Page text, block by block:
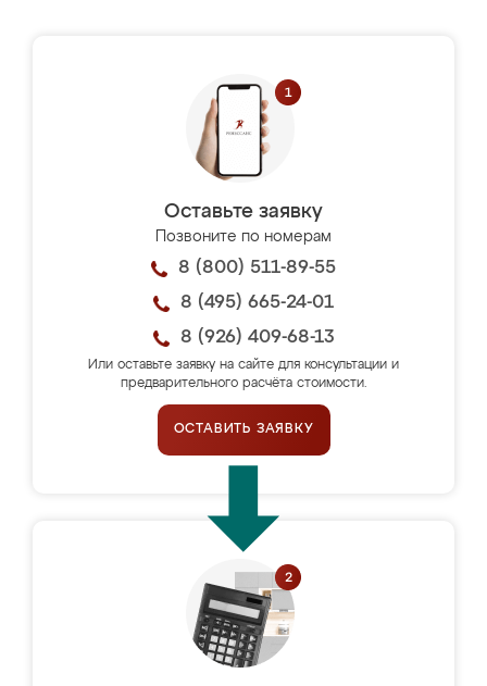
Оставьте заявку
Позвоните по номерам
8 (800) 511-89-55
8 (495) 665-24-01
8 (926) 409-68-13
Или оставьте заявку на сайте для консультации и
предварительного расчёта стоимости.
ОСТАВИТЬ ЗАЯВКУ